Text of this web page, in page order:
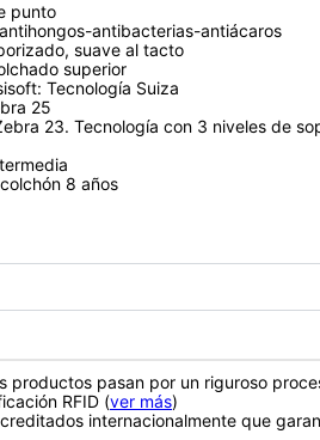
punto
antibacterias-antiácaros
suave al tacto
superior
Tecnología Suiza
25
23. Tecnología con 3 niveles de
8 años
productos pasan por un riguroso
RFID (ver más)
internacionalmente que